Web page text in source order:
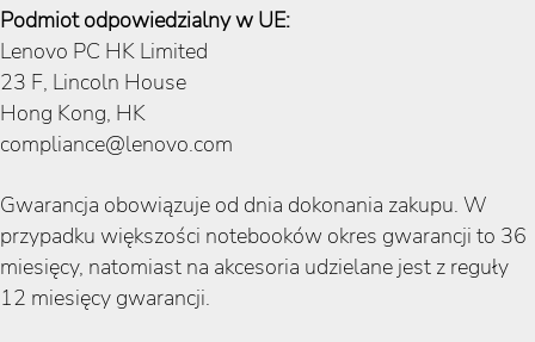
Podmiot odpowiedzialny w UE:
Lenovo PC HK Limited
23 F, Lincoln House
Hong Kong, HK
compliance@lenovo.com
Gwarancja obowiązuje od dnia dokonania zakupu. W
przypadku większości notebooków okres gwarancji to 36
miesięcy, natomiast na akcesoria udzielane jest z reguły
12 miesięcy gwarancji.